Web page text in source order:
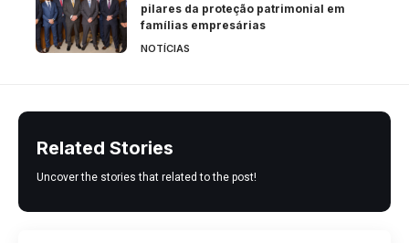
pilares da proteção patrimonial em
famílias empresárias
NOTÍCIAS
Related Stories
Uncover the stories that related to the post!